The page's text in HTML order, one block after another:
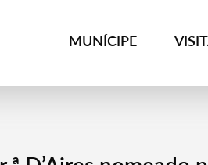
MUNÍCIPE